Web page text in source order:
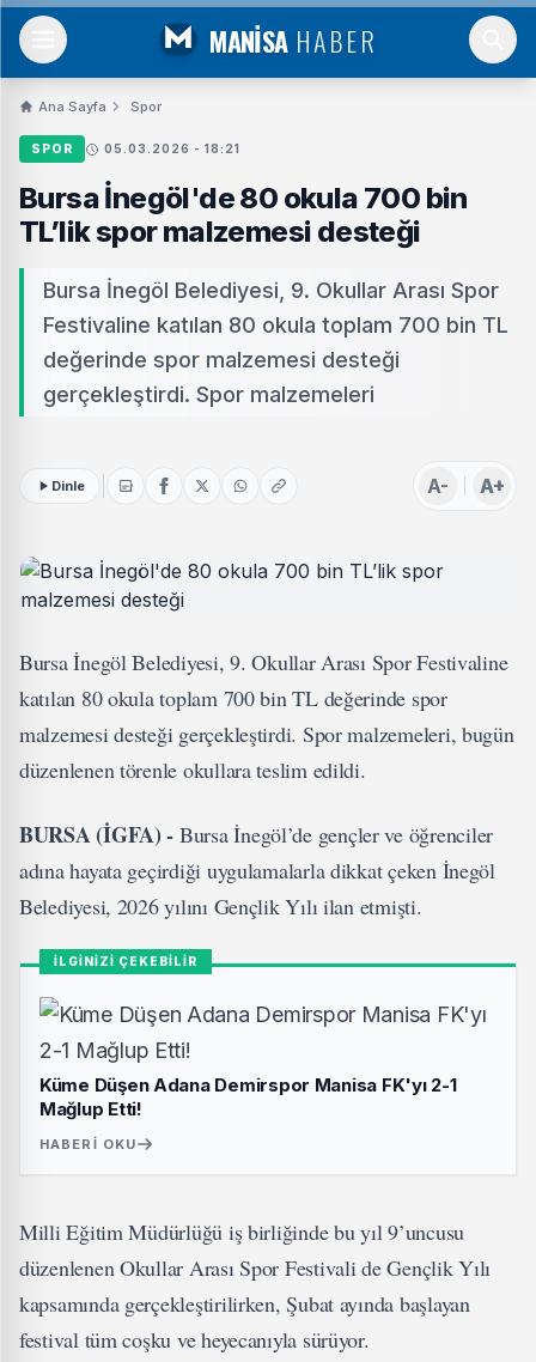
MANİSA HABER
Ana Sayfa Spor
SPOR 05.03.2026 - 18:21
Bursa İnegöl'de 80 okula 700 bin
TL’lik spor malzemesi desteği
Bursa İnegöl Belediyesi, 9. Okullar Arası Spor
Festivaline katılan 80 okula toplam 700 bin TL
değerinde spor malzemesi desteği
gerçekleştirdi. Spor malzemeleri
Dinle A- A+
Bursa İnegöl Belediyesi, 9. Okullar Arası Spor Festivaline
katılan 80 okula toplam 700 bin TL değerinde spor
malzemesi desteği gerçekleştirdi. Spor malzemeleri, bugün
düzenlenen törenle okullara teslim edildi.
BURSA (İGFA) - Bursa İnegöl’de gençler ve öğrenciler
adına hayata geçirdiği uygulamalarla dikkat çeken İnegöl
Belediyesi, 2026 yılını Gençlik Yılı ilan etmişti.
İLGİNİZİ ÇEKEBİLİR
Küme Düşen Adana Demirspor Manisa FK'yı 2-1
Mağlup Etti!
HABERI OKU
Milli Eğitim Müdürlüğü iş birliğinde bu yıl 9’uncusu
düzenlenen Okullar Arası Spor Festivali de Gençlik Yılı
kapsamında gerçekleştirilirken, Şubat ayında başlayan
festival tüm coşku ve heyecanıyla sürüyor.